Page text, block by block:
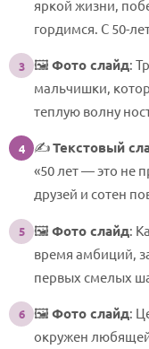
яркой жизни,
гордимся. С 50-
3 🖼️ Фото слайд:
мальчишки,
теплую волну
4 ✍️Текстовый
«50 лет — это не
друзей и сотен
5 🖼️ Фото слайд:
время амбиций,
первых смелых
6 🖼️ Фото слайд:
окружен